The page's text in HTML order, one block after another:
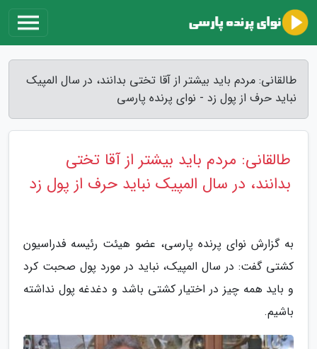
طالقانی: مردم باید بیشتر از آقا تختی بدانند، در سال المپیک
نباید حرف از پول زد - نوای پرنده پارسی
طالقانی: مردم باید بیشتر از آقا تختی
بدانند، در سال المپیک نباید حرف از پول زد
به گزارش نوای پرنده پارسی، عضو هیئت رئیسه فدراسیون
کشتی گفت: در سال المپیک، نباید در مورد پول صحبت کرد
و باید همه چیز در اختیار کشتی باشد و دغدغه پول نداشته
باشیم.